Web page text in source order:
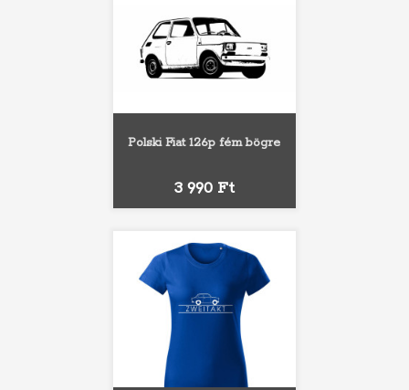
Polski Fiat 126p fém bögre
Ár
3 990 Ft